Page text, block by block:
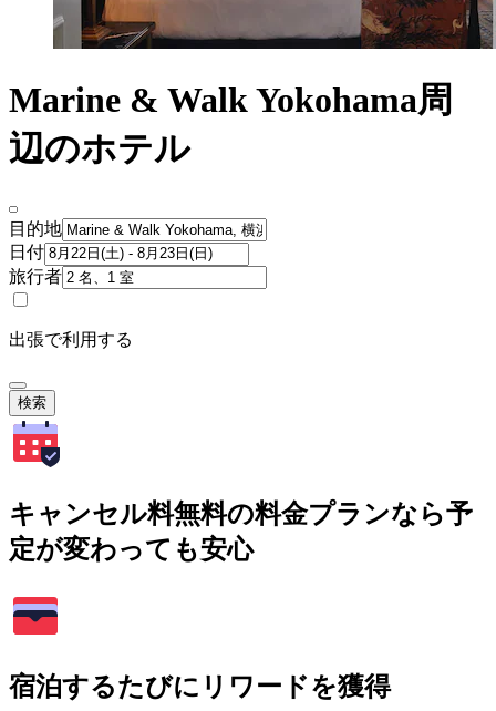
Marine & Walk Yokohama周
辺のホテル
目的地
日付
旅行者
出張で利用する
検索
キャンセル料無料の料金プランなら予
定が変わっても安心
宿泊するたびにリワードを獲得